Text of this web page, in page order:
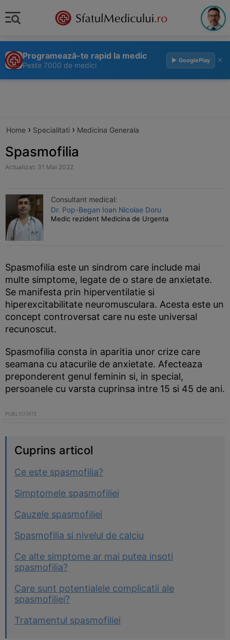
Programează-te rapid la medic
Peste 7000 de medici
▶ GooglePlay ×
Home › Specialitati › Medicina Generala
Spasmofilia
Actualizat: 31 Mai 2022
Consultant medical:
Dr. Pop-Began Ioan Nicolae Doru
Medic rezident Medicina de Urgenta
Spasmofilia este un sindrom care include mai
multe simptome, legate de o stare de anxietate.
Se manifesta prin hiperventilatie si
hiperexcitabilitate neuromusculara. Acesta este un
concept controversat care nu este universal
recunoscut.
Spasmofilia consta in aparitia unor crize care
seamana cu atacurile de anxietate. Afecteaza
preponderent genul feminin si, in special,
persoanele cu varsta cuprinsa intre 15 si 45 de ani.
Cuprins articol
Ce este spasmofilia?
Simptomele spasmofiliei
Cauzele spasmofiliei
Spasmofilia si nivelul de calciu
Ce alte simptome ar mai putea insoti
spasmofilia?
Care sunt potentialele complicatii ale
spasmofiliei?
Tratamentul spasmofiliei